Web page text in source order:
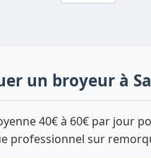
un broyeur à
40€ à 60€ par jour
professionnel sur